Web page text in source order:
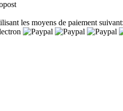
les moyens de paiement suivant: